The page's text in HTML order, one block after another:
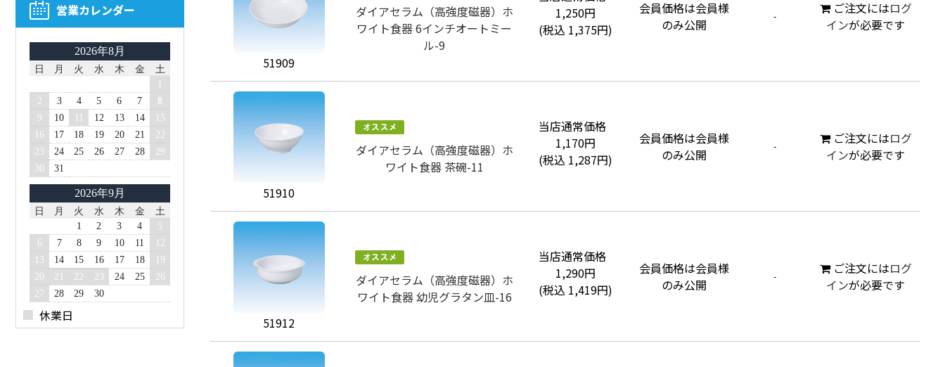
営業カレンダー
2026年8月
日 月 火 水 木 金
土
2
3 4 5 6 7
8
9
10 12 13 14
15
16
17 18 19 20 21
22
23
24 25 26 27 28
29
30
31
2026年9月
日 月 火 水 木 金
土
1
2 3 4
5
6
7 8 9 10 11
12
13
14 15 16 17 18
19
20
21 22 23 24 25
26
27
28 29 30
休業日
51909
ダイアセラム（高強度磁器）ホ
ワイト食器 6インチオートミー
ル-9
1,250円
(税込 1,375円)
会員価格は会員様
のみ公開
- ご注文にはログ
インが必要です
51910
ダイアセラム（高強度磁器）ホ
ワイト食器 茶碗-11
当店通常価格
1,170円
(税込 1,287円)
会員価格は会員様
のみ公開
- ご注文にはログ
インが必要です
51912
ダイアセラム（高強度磁器）ホ
ワイト食器 幼児グラタン皿-16
当店通常価格
1,290円
(税込 1,419円)
会員価格は会員様
のみ公開
- ご注文にはログ
インが必要です